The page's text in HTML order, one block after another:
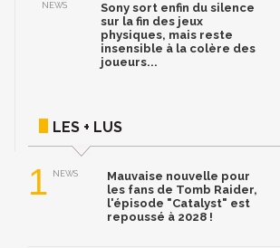
NEWS
Sony sort enfin du silence
sur la fin des jeux
physiques, mais reste
insensible à la colère des
joueurs...
LES + LUS
1 NEWS
Mauvaise nouvelle pour
les fans de Tomb Raider,
l'épisode "Catalyst" est
repoussé à 2028 !